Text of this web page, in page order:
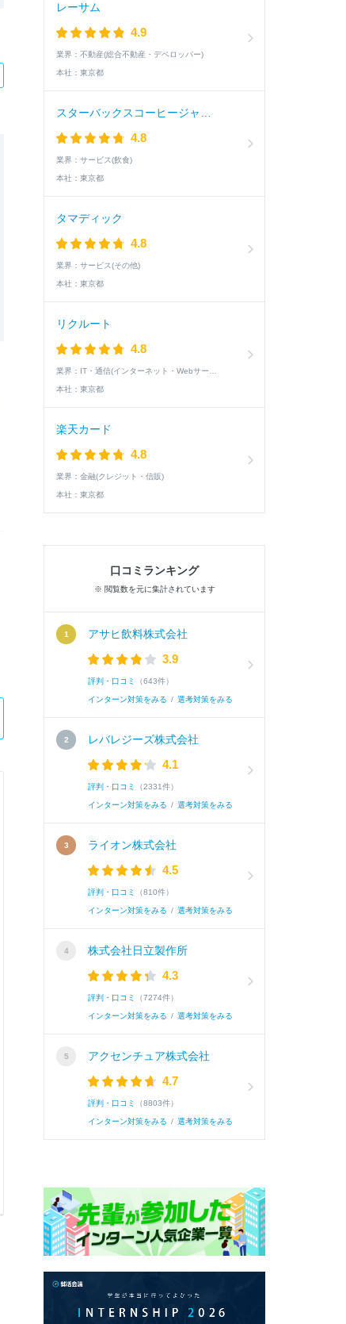
日本証券業協会
Q. 志望動機（300字）
「誰もが安心して投資と向き合える社会を支え
レーサム
4.9
業界： 不動産(総合不動産・デベロッパー)
本社： 東京都
4.8
業界： サービス(飲食)
本社： 東京都
タマディック
4.8
業界： サービス(その他)
本社： 東京都
リクルート
4.8
業界：
本社： 東京都
楽天カード
4.8
業界： 金融(クレジット・信販)
本社： 東京都
口コミランキング
※ 閲覧数を元に集計されています
アサヒ飲料株式会社
3.9
評判・口コミ （643件）
インターン対策をみる / 選考対策をみる
レバレジーズ株式会社
4.1
評判・口コミ （2331件）
インターン対策をみる / 選考対策をみる
ライオン株式会社
4.5
評判・口コミ （810件）
インターン対策をみる / 選考対策をみる
株式会社日立製作所
4.3
評判・口コミ （7274件）
インターン対策をみる / 選考対策をみる
アクセンチュア株式会社
4.7
評判・口コミ （8803件）
インターン対策をみる / 選考対策をみる